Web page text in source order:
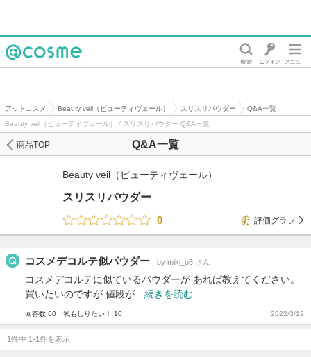
アットコスメ Beauty veil（ビューティヴェール） スリスリパウダー
Q&A一覧
Beauty veil（ビューティヴェール） / スリスリパウダー Q&A一覧
Q&A一覧
商品TOP
Beauty veil（ビューティヴェール）
スリスリパウダー
0
評価グラフ
コスメデコルテ似パウダー by miki_o3 さん
コスメデコルテに似ているパウダーが あれば教えてください。
買いたいのですが 値段が… 続きを読む
回答数 60 私もしりたい！ 10 2022/3/19
1件中 1-1件を表示